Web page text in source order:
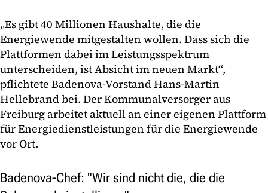
„Es gibt 40 Millionen Haushalte, die die
Energiewende mitgestalten wollen. Dass sich die
Plattformen dabei im Leistungsspektrum
unterscheiden, ist Absicht im neuen Markt“,
pflichtete Badenova-Vorstand Hans-Martin
Hellebrand bei. Der Kommunalversorger aus
Freiburg arbeitet aktuell an einer eigenen Plattform
für Energiedienstleistungen für die Energiewende
vor Ort.
Badenova-Chef: "Wir sind nicht die, die die